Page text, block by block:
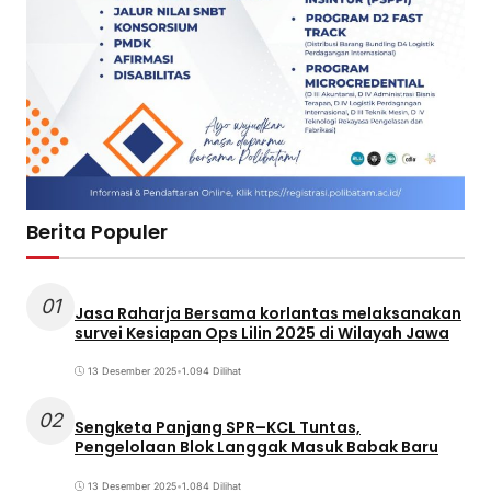
Berita Populer
01
Jasa Raharja Bersama korlantas melaksanakan
survei Kesiapan Ops Lilin 2025 di Wilayah Jawa
13 Desember 2025•1.094 Dilihat
02 Sengketa Panjang SPR–KCL Tuntas,
Pengelolaan Blok Langgak Masuk Babak Baru
13 Desember 2025•1.084 Dilihat